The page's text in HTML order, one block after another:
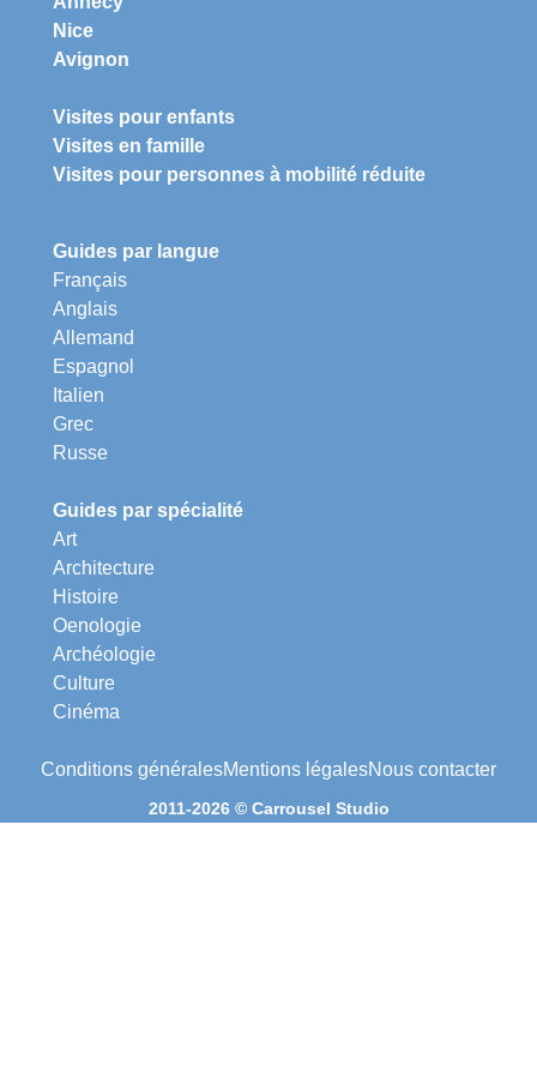
Nice
Avignon
Visites pour enfants
Visites en famille
Visites pour personnes à mobilité réduite
Guides par langue
Français
Anglais
Allemand
Espagnol
Italien
Grec
Russe
Guides par spécialité
Art
Architecture
Histoire
Oenologie
Archéologie
Culture
Cinéma
Conditions généralesMentions légalesNous contacter
2011-2026 © Carrousel Studio